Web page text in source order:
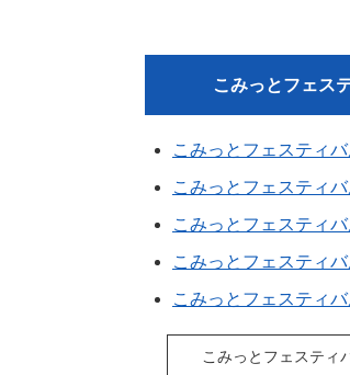
こみっとフェス
こみっとフェスティ
こみっとフェスティ
こみっとフェスティ
こみっとフェスティ
こみっとフェスティ
こみっとフェスティ